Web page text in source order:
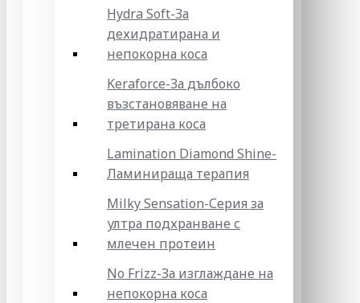
Hydra Soft-За
дехидратирана и
непокорна коса
Keraforce-За дълбоко
възстановяване на
третирана коса
Lamination Diamond Shine-
Ламинираща терапия
Milky Sensation-Серия за
ултра подхранване с
млечен протеин
No Frizz-За изглаждане на
непокорна коса